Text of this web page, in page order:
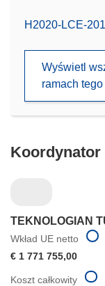
(odnośnik
nowym
H2020-LCE-
Wyświetl
ramach
Koordynator
TEKNOLOGIAN
Wkład UE netto
€ 1 771 755,00
Koszt całkowity